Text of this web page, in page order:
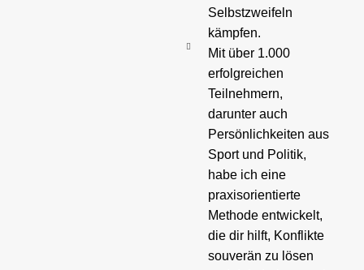
Selbstzweifeln
kämpfen.
Mit über 1.000
erfolgreichen
Teilnehmern,
darunter auch
Persönlichkeiten aus
Sport und Politik,
habe ich eine
praxisorientierte
Methode entwickelt,
die dir hilft, Konflikte
souverän zu lösen